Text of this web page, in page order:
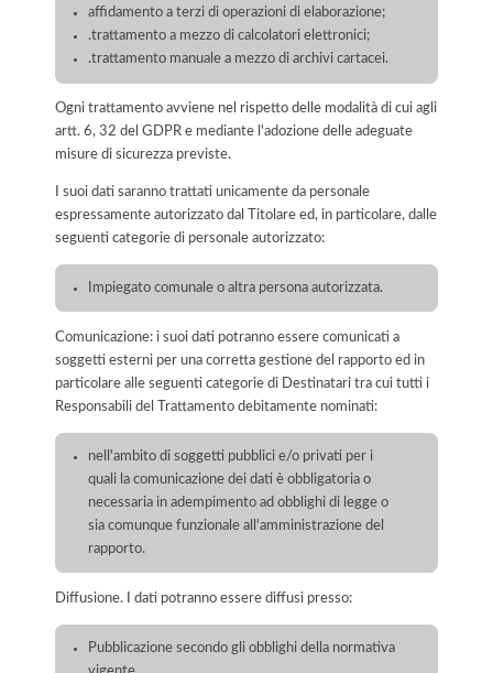
affidamento a terzi di operazioni di elaborazione;
.trattamento a mezzo di calcolatori elettronici;
.trattamento manuale a mezzo di archivi cartacei.
Ogni trattamento avviene nel rispetto delle modalità di cui agli
artt. 6, 32 del GDPR e mediante l'adozione delle adeguate
misure di sicurezza previste.
I suoi dati saranno trattati unicamente da personale
espressamente autorizzato dal Titolare ed, in particolare, dalle
seguenti categorie di personale autorizzato:
Impiegato comunale o altra persona autorizzata.
Comunicazione: i suoi dati potranno essere comunicati a
soggetti esterni per una corretta gestione del rapporto ed in
particolare alle seguenti categorie di Destinatari tra cui tutti i
Responsabili del Trattamento debitamente nominati:
nell'ambito di soggetti pubblici e/o privati per i
quali la comunicazione dei dati è obbligatoria o
necessaria in adempimento ad obblighi di legge o
sia comunque funzionale all'amministrazione del
rapporto.
Diffusione. I dati potranno essere diffusi presso:
Pubblicazione secondo gli obblighi della normativa